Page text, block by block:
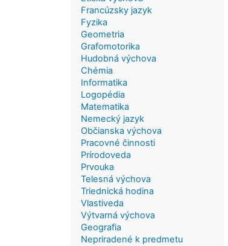
Francúzsky jazyk
Fyzika
Geometria
Grafomotorika
Hudobná výchova
Chémia
Informatika
Logopédia
Matematika
Nemecký jazyk
Občianska výchova
Pracovné činnosti
Prírodoveda
Prvouka
Telesná výchova
Triednická hodina
Vlastiveda
Výtvarná výchova
Geografia
Nepriradené k predmetu